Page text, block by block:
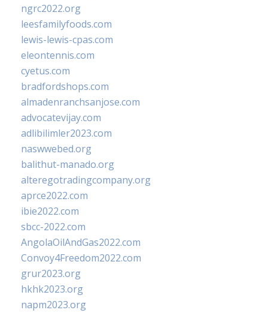
ngrc2022.org
leesfamilyfoods.com
lewis-lewis-cpas.com
eleontennis.com
cyetus.com
bradfordshops.com
almadenranchsanjose.com
advocatevijay.com
adlibilimler2023.com
naswwebed.org
balithut-manado.org
alteregotradingcompany.org
aprce2022.com
ibie2022.com
sbcc-2022.com
AngolaOilAndGas2022.com
Convoy4Freedom2022.com
grur2023.org
hkhk2023.org
napm2023.org